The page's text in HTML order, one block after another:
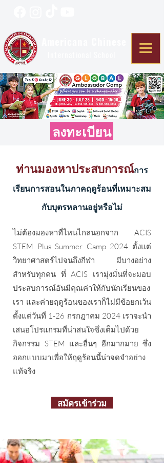
ลงทะเบียน
ท่านมองหาประสบการณ์การ
เรียนการสอนในภาคฤดูร้อนที่เหมาะสม
กับบุตรหลานอยู่หรือไม่
​ไม่ต้องมองหาที่ไหนไกลนอกจาก ACIS
STEM Plus Summer Camp 2024 ตั้งแต่
วิทยาศาสตร์ไปจนถึงกีฬา มีบางอย่าง
สำหรับทุกคน ที่ ACIS เรามุ่งมั่นที่จะมอบ
ประสบการณ์อันมีคุณค่าให้กับนักเรียนของ
เรา และค่ายฤดูร้อนของเราก็ไม่มีข้อยกเว้น
ตั้งแต่วันที่ 1-26 กรกฎาคม 2024 เราจะนำ
เสนอโปรแกรมที่น่าสนใจซึ่งเต็มไปด้วย
กิจกรรม STEM และอื่นๆ อีกมากมาย ซึ่ง
ออกแบบมาเพื่อให้ฤดูร้อนนี้น่าจดจำอย่าง
แท้จริง
สมัครเข้าร่วม